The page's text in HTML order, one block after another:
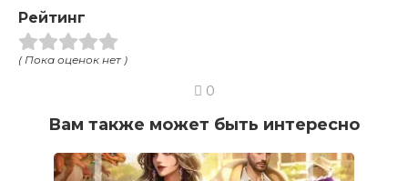
Рейтинг
( Пока оценок нет )
0
Вам также может быть интересно